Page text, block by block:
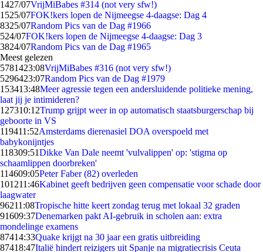
1427/07VrijMiBabes #314 (not very sfw!)
1525/07FOK!kers lopen de Nijmeegse 4-daagse: Dag 4
8325/07Random Pics van de Dag #1966
524/07FOK!kers lopen de Nijmeegse 4-daagse: Dag 3
3824/07Random Pics van de Dag #1965
Meest gelezen
5781423:08VrijMiBabes #316 (not very sfw!)
5296423:07Random Pics van de Dag #1979
153413:48Meer agressie tegen een andersluidende politieke mening,
laat jij je intimideren?
127310:12Trump grijpt weer in op automatisch staatsburgerschap bij
geboorte in VS
119411:52Amsterdams dierenasiel DOA overspoeld met
babykonijntjes
118309:51Dikke Van Dale neemt 'vulvalippen' op: 'stigma op
schaamlippen doorbreken'
114609:05Peter Faber (82) overleden
101211:46Kabinet geeft bedrijven geen compensatie voor schade door
laagwater
96211:08Tropische hitte keert zondag terug met lokaal 32 graden
91609:37Denemarken pakt AI-gebruik in scholen aan: extra
mondelinge examens
87414:33Quake krijgt na 30 jaar een gratis uitbreiding
87418:47Italië hindert reizigers uit Spanje na migratiecrisis Ceuta